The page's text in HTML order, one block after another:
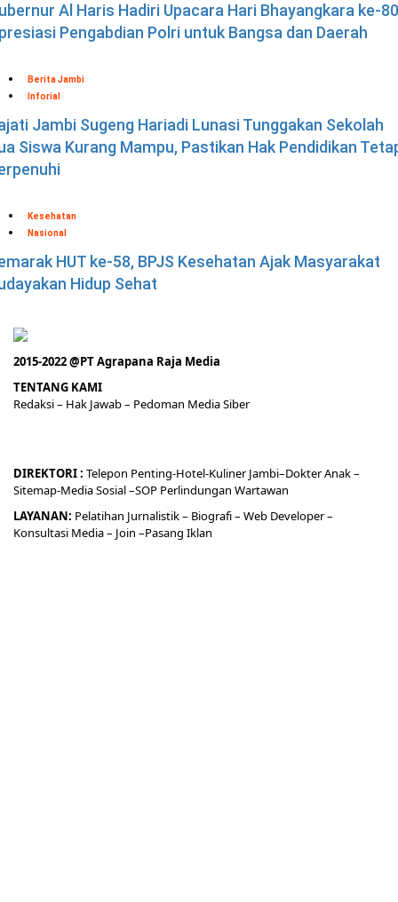
Al Haris Hadiri Upacara Hari Bhayangkara ke-
Pengabdian Polri untuk Bangsa dan Daerah
Berita Jambi
Inforial
Jambi Sugeng Hariadi Lunasi Tunggakan Sekolah
Siswa Kurang Mampu, Pastikan Hak Pendidikan
Kesehatan
Nasional
HUT ke-58, BPJS Kesehatan Ajak Masyarakat
Hidup Sehat
2015-2022 @PT Agrapana Raja Media
TENTANG KAMI
Redaksi– Hak Jawab – Pedoman Media Siber
DIREKTORI: Telepon Penting-Hotel-KulinerJambi–DokterAnak –
Sitemap-Media Sosial –SOP Perlindungan Wartawan
LAYANAN: Pelatihan Jurnalistik – Biografi– Web Developer–
Konsultasi Media– Join –Pasang Iklan